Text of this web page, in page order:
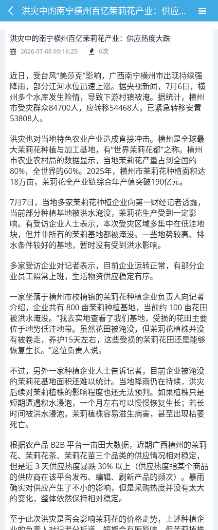
洪灾中的南宁横州百亿茉莉花产业：供应热度大跌
洪灾中的南宁横州百亿茉莉花产业：供应热度大跌
2026-07-08 00:16:25 0次
近日，受台风“美莎克”影响，广西南宁横州市出现持续强
降雨，部分江河水位迅速上涨。据央视新闻，7月6日，横
州多个水库发生险情，导致下游村镇被淹。据统计，横州
市受灾群众84700人，应转移54468人，已紧急转移安置
53808人。
洪灾也对当地特色农业产业造成直接冲击。 横州是全球最
大茉莉花种植与加工基地，有“世界茉莉花都”之称。横州
市农业农村局的数据显示，当地茉莉花产量占到全国的
80%，全世界的60%。 2025年，横州市茉莉花种植面积达
18万亩，茉莉花全产业链综合年产值突破190亿元。
7月7日，当地多家茉莉花种植企业向第一财经记者透露，
当前部分种植基地被洪水淹没，茉莉花生产受到一定影
响。有受访企业人士表示，本次受灾区域多集中在低洼地
块，但并非所有的茉莉基地都被淹没。一些地势较高、排
水条件较好的基地，暂时没有受到洪水影响。
多家受访企业对记者表示，目前企业运转正常，有部分企
业员工照常上班，生活物资供应稳定有序。
一家坐落于横州市校椅镇的茉莉花种植企业负责人向记者
介绍，企业共有 800 亩茉莉种植基地，当前约 100 亩花田
被洪水淹没。“我去实地查看了我们基地，受损的花田主要
位于地势低洼地带。虽然花田被淹没，但茉莉花植株并没
有被卷走，养护15天左右，这些受损的茉莉花田还是能够
恢复生长。”这位负责人说。
不过，另外一家种植企业人士告诉记者，目前企业被淹没
的茉莉花基地面积还难以统计。当地降雨仍在持续，洪灾
后续对茉莉植株的影响程度也还无法预判。如果植株只是
短期遭遇积水浸泡，一个月左右可以慢慢恢复生长；若长
时间被洪水浸泡，茉莉植株容易滋生病害，甚至出现枯萎
死亡。
根据农产品 B2B 平台一亩田大数据，近期广西横州的茉莉
花、茉莉花茶、茉莉花苗三个品类的供应情况相对稳定，
但是近 3 天供应热度暴跌 30% 以上（供应热度指某个商品
的供应商在该平台发布、编辑、刷新产品的频次）。暴雨
确实对供应产生了不小的影响，但是采购热度并没有太大
的变化，整体依然保持相对稳定。
至于此次洪灾是否会影响茉莉花的价格走势，上述种植企